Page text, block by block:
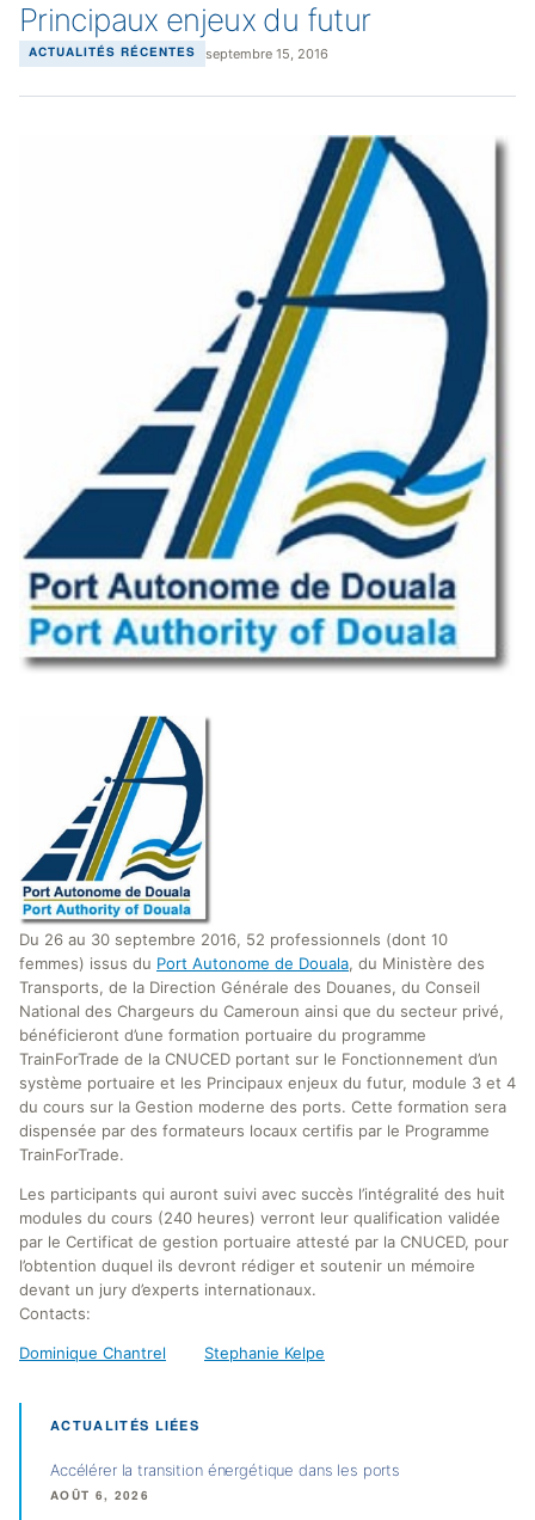
Principaux enjeux du futur
ACTUALITÉS RÉCENTES septembre 15, 2016
Du 26 au 30 septembre 2016, 52 professionnels (dont 10
femmes) issus du Port Autonome de Douala, du Ministère des
Transports, de la Direction Générale des Douanes, du Conseil
National des Chargeurs du Cameroun ainsi que du secteur privé,
bénéficieront d’une formation portuaire du programme
TrainForTrade de la CNUCED portant sur le Fonctionnement d’un
système portuaire et les Principaux enjeux du futur, module 3 et 4
du cours sur la Gestion moderne des ports. Cette formation sera
dispensée par des formateurs locaux certifis par le Programme
TrainForTrade.
Les participants qui auront suivi avec succès l’intégralité des huit
modules du cours (240 heures) verront leur qualification validée
par le Certificat de gestion portuaire attesté par la CNUCED, pour
l’obtention duquel ils devront rédiger et soutenir un mémoire
devant un jury d’experts internationaux.
Contacts:
Dominique Chantrel Stephanie Kelpe
ACTUALITÉS LIÉES
Accélérer la transition énergétique dans les ports
AOÛT 6, 2026